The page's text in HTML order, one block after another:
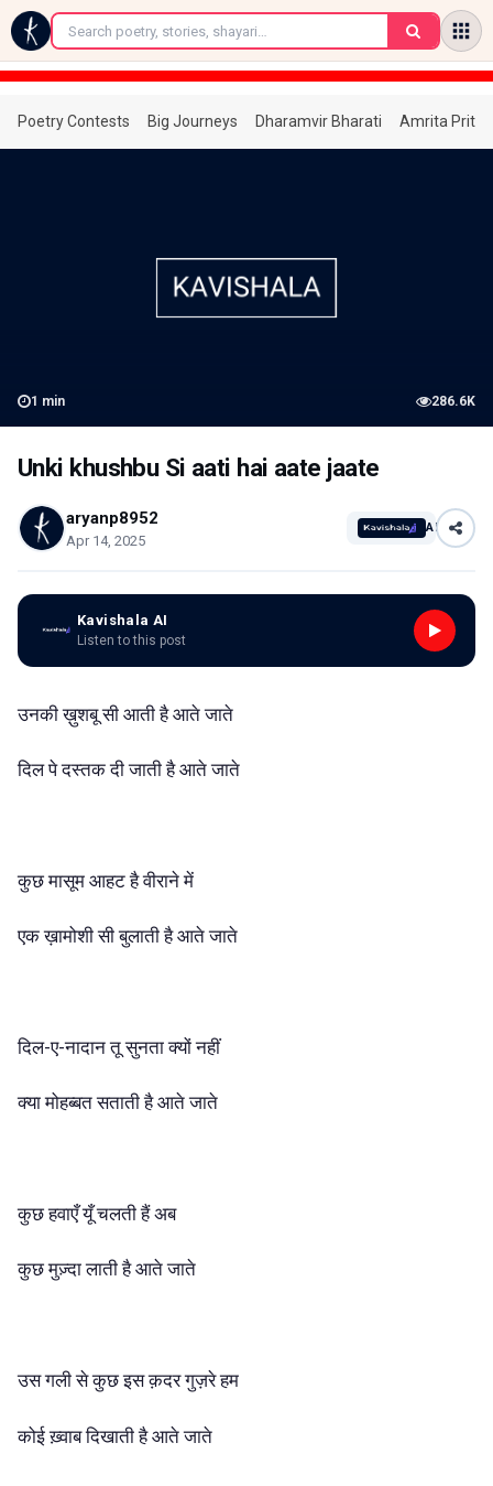
←
Poetry Contests Big Journeys Dharamvir Bharati Amrita
1 min 286.6K
Unki khushbu Si aati hai aate jaate
aryanp8952
Apr 14, 2025
AI
Kavishala AI
Listen to this post
उनकी ख़ुशबू सी आती है आते जाते
दिल पे दस्तक दी जाती है आते जाते
कुछ मासूम आहट है वीराने में
एक ख़ामोशी सी बुलाती है आते जाते
दिल-ए-नादान तू सुनता क्यों नहीं
क्या मोहब्बत सताती है आते जाते
कुछ हवाएँ यूँ चलती हैं अब
कुछ मुज़्दा लाती है आते जाते
उस गली से कुछ इस क़दर गुज़रे हम
कोई ख़्वाब दिखाती है आते जाते